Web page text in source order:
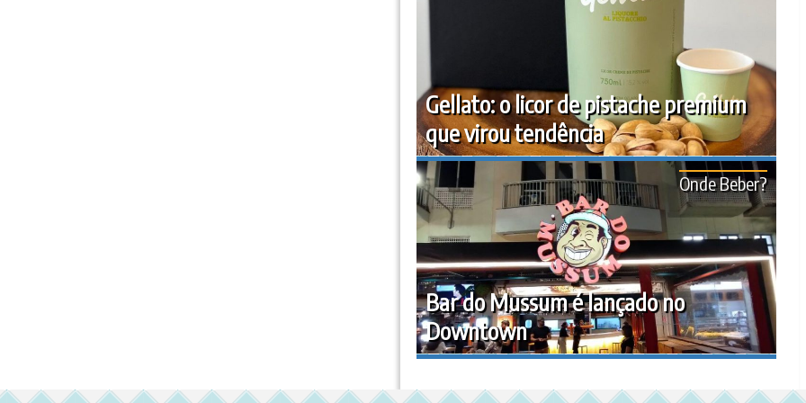
Gellato: o licor de pistache premium
que virou tendência
Bar do Mussum é lançado no
Downtown
Onde Beber?